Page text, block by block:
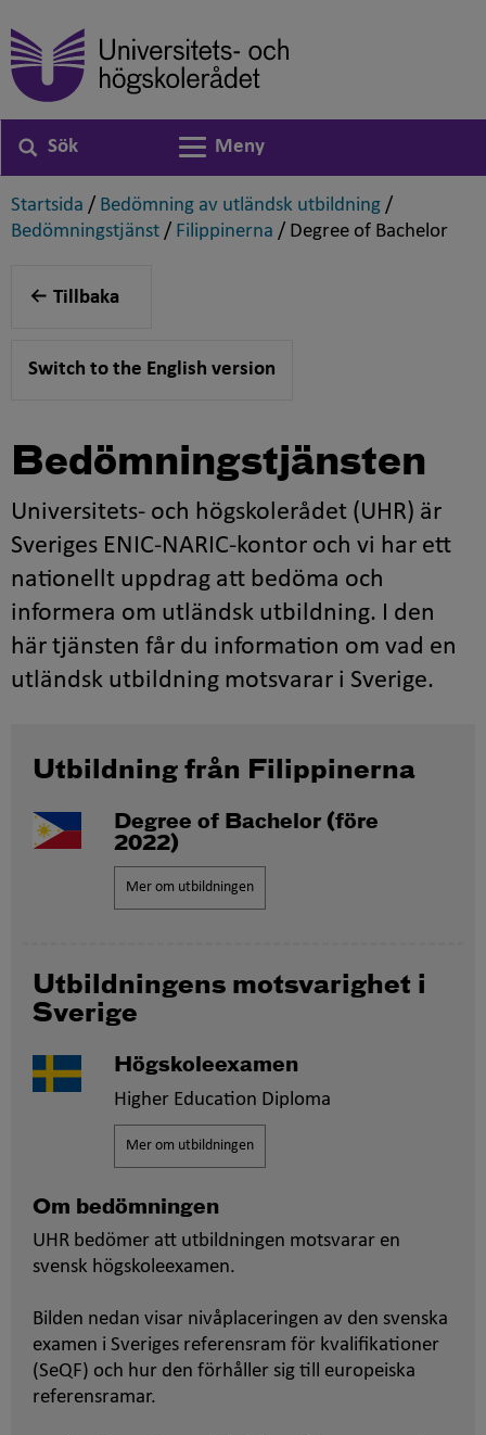
Sök
Växla navigering
Meny
Startsida ,
/ Bedömning av utländsk utbildning ,
/
Bedömningstjänst ,
/ Filippinerna ,
/ Degree of Bachelor,
Tillbaka
Switch to the English version
Bedömningstjänsten
Universitets- och högskolerådet (UHR) är
Sveriges ENIC-NARIC-kontor och vi har ett
nationellt uppdrag att bedöma och
informera om utländsk utbildning. I den
här tjänsten får du information om vad en
utländsk utbildning motsvarar i Sverige.
Utbildning från Filippinerna
Degree of Bachelor (före
2022)
Mer om utbildningen
Utbildningens motsvarighet i
Sverige
Högskoleexamen
Higher Education Diploma
Mer om utbildningen
Om bedömningen
UHR bedömer att utbildningen motsvarar en
svensk högskoleexamen.
Bilden nedan visar nivåplaceringen av den svenska
examen i Sveriges referensram för kvalifikationer
(SeQF) och hur den förhåller sig till europeiska
referensramar.